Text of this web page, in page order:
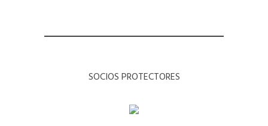
SOCIOS PROTECTORES